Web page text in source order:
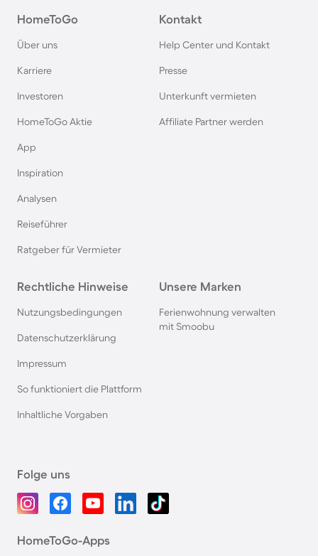
HomeToGo
Über uns
Karriere
Investoren
HomeToGo Aktie
App
Inspiration
Analysen
Reiseführer
Ratgeber für Vermieter
Kontakt
Help Center und Kontakt
Presse
Unterkunft vermieten
Affiliate Partner werden
Rechtliche Hinweise
Nutzungsbedingungen
Datenschutzerklärung
Impressum
So funktioniert die Plattform
Inhaltliche Vorgaben
Unsere Marken
Ferienwohnung verwalten
mit Smoobu
Folge uns
HomeToGo-Apps